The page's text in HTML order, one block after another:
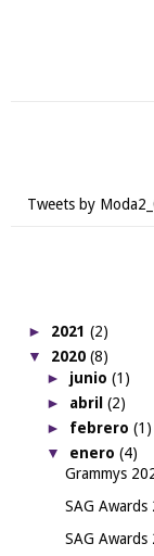
Tweets by
► 2021 (2)
▼ 2020 (8)
► junio (1)
► abril (2)
► febrero (1)
▼ enero (4)
Grammys
SAG
SAG